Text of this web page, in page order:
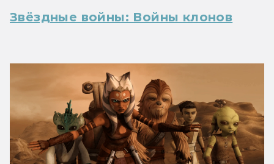
Звёздные войны: Войны клонов